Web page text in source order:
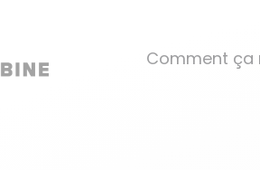
Comment ça